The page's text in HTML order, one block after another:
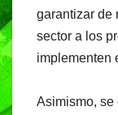
garantizar de
sector a los
implementen
Asimismo, se